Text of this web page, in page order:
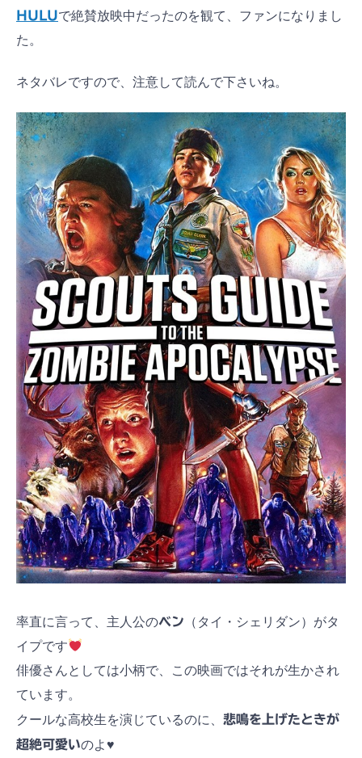
HULUで絶賛放映中だったのを観て、ファンになりまし
た。
ネタバレですので、注意して読んで下さいね。
率直に言って、主人公のベン （タイ・シェリダン）がタ
イプです
俳優さんとしては小柄で、この映画ではそれが生かされ
ています。
クールな高校生を演じているのに、 悲鳴を上げたときが
超絶可愛いのよ♥